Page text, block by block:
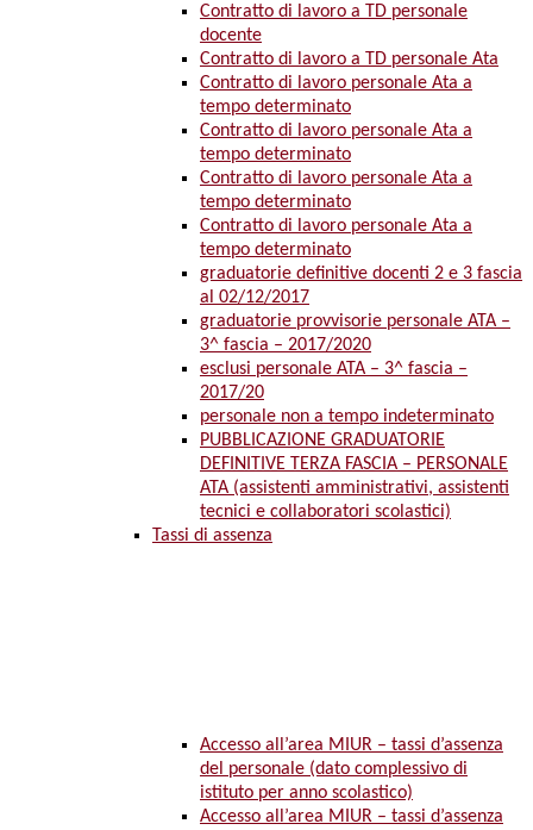
Contratto di lavoro a TD personale
docente
Contratto di lavoro a TD personale Ata
Contratto di lavoro personale Ata a
tempo determinato
Contratto di lavoro personale Ata a
tempo determinato
Contratto di lavoro personale Ata a
tempo determinato
Contratto di lavoro personale Ata a
tempo determinato
graduatorie definitive docenti 2 e 3 fascia
al 02/12/2017
graduatorie provvisorie personale ATA –
3^ fascia – 2017/2020
esclusi personale ATA – 3^ fascia –
2017/20
personale non a tempo indeterminato
PUBBLICAZIONE GRADUATORIE
DEFINITIVE TERZA FASCIA – PERSONALE
ATA (assistenti amministrativi, assistenti
tecnici e collaboratori scolastici)
Tassi di assenza
Accesso all’area MIUR – tassi d’assenza
del personale (dato complessivo di
istituto per anno scolastico)
Accesso all’area MIUR – tassi d’assenza